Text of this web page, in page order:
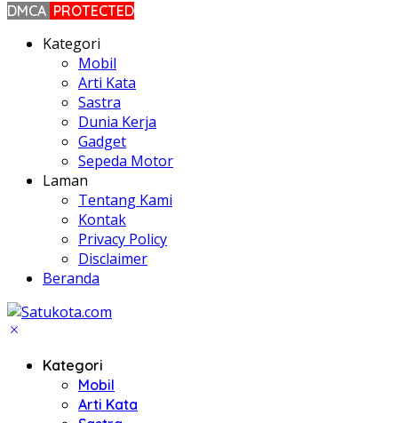
DMCA PROTECTED
Kategori
Mobil
Arti Kata
Sastra
Dunia Kerja
Gadget
Sepeda Motor
Laman
Tentang Kami
Kontak
Privacy Policy
Disclaimer
Beranda
Kategori
Mobil
Arti Kata